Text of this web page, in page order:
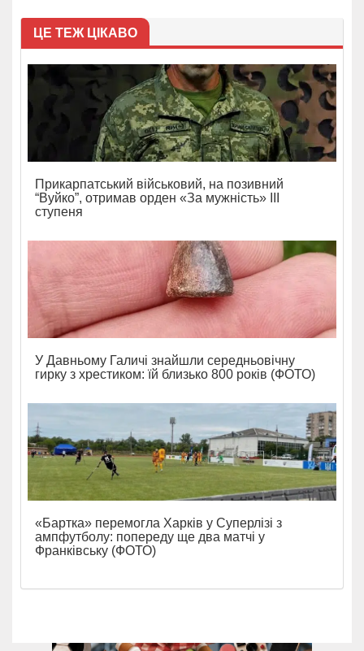
ЦЕ ТЕЖ ЦІКАВО
Прикарпатський військовий, на позивний
“Вуйко”, отримав орден «За мужність» ІІІ
ступеня
У Давньому Галичі знайшли середньовічну
гирку з хрестиком: їй близько 800 років (ФОТО)
«Бартка» перемогла Харків у Суперлізі з
ампфутболу: попереду ще два матчі у
Франківську (ФОТО)